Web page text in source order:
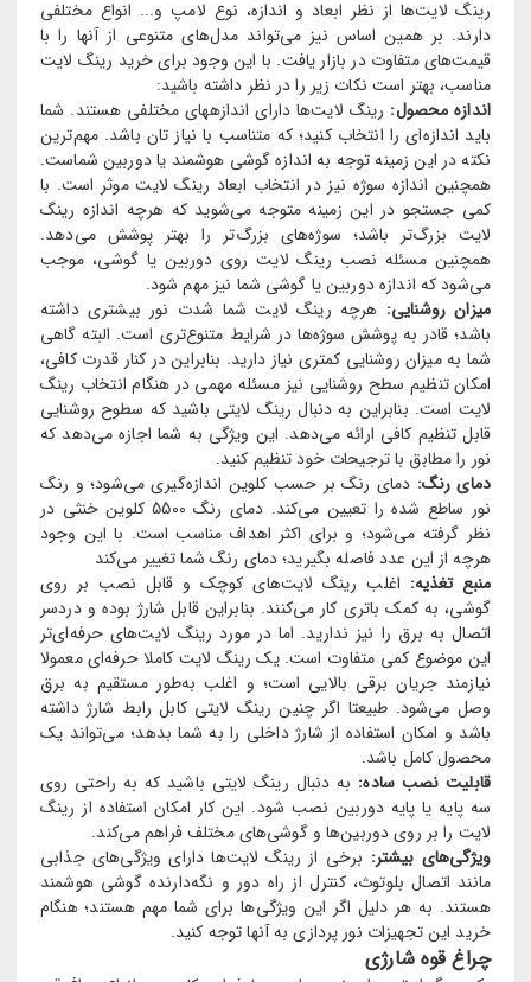
رینگ لایت‌ها از نظر ابعاد و اندازه، نوع لامپ و... انواع مختلفی
دارند. بر همین اساس نیز می‌تواند مدل‌های متنوعی از آنها را با
قیمت‌های متفاوت در بازار یافت. با این وجود برای خرید رینگ لایت
مناسب، بهتر است نکات زیر را در نظر داشته باشید:
اندازه محصول:
رینگ لایت‌ها دارای اندازه‎های مختلفی هستند. شما
باید اندازه‌ای را انتخاب کنید؛ که متناسب با نیاز تان باشد. مهم‌ترین
نکته در این زمینه توجه به اندازه گوشی هوشمند یا دوربین شماست.
همچنین اندازه سوژه نیز در انتخاب ابعاد رینگ لایت موثر است. با
کمی جستجو در این زمینه متوجه می‌شوید که هرچه اندازه رینگ
لایت بزرگ‌تر باشد؛ سوژه‌های بزرگ‌تر را بهتر پوشش می‌دهد.
همچنین مسئله نصب رینگ لایت روی دوربین یا گوشی، موجب
می‌شود که اندازه دوربین یا گوشی شما نیز مهم شود.
میزان روشنایی: هرچه رینگ لایت شما شدت نور بیشتری داشته
باشد؛ قادر به پوشش سوژه‌ها در شرایط متنوع‌تری است. البته گاهی
شما به میزان روشنایی کمتری نیاز دارید. بنابراین در کنار قدرت کافی،
امکان تنظیم سطح روشنایی نیز مسئله مهمی در هنگام انتخاب رینگ
لایت است. بنابراین به دنبال رینگ لایتی باشید که سطوح روشنایی
قابل تنظیم کافی ارائه می‌دهد. این ویژگی به شما اجازه می‌دهد که
نور را مطابق با ترجیحات خود تنظیم کنید.
دمای رنگ: دمای رنگ بر حسب کلوین اندازه‌گیری می‌شود؛ و رنگ
نور ساطع شده را تعیین می‌کند. دمای رنگ 5500 کلوین خنثی در
نظر گرفته می‌شود؛ و برای اکثر اهداف مناسب است. با این وجود
هرچه از این عدد فاصله بگیرید؛ دمای رنگ شما تغییر می‌کند
منبع تغذیه: اغلب رینگ لایت‌های کوچک و قابل نصب بر روی
گوشی، به کمک باتری کار می‌کنند. بنابراین قابل شارژ بوده و دردسر
اتصال به برق را نیز ندارید. اما در مورد رینگ لایت‌های حرفه‌ای‌تر
این موضوع کمی متفاوت است. یک رینگ لایت کاملا حرفه‌ای معمولا
نیازمند جریان برقی بالایی است؛ و اغلب به‌طور مستقیم به برق
وصل می‌شود. طبیعتا اگر چنین رینگ لایتی کابل رابط شارژ داشته
باشد و امکان استفاده از شارژ داخلی را به شما بدهد؛ می‌تواند یک
محصول کامل باشد.
قابلیت نصب ساده: به دنبال رینگ لایتی باشید که به راحتی روی
سه پایه یا پایه دوربین نصب شود. این کار امکان استفاده از رینگ
لایت را بر روی دوربین‌ها و گوشی‌های مختلف فراهم می‌کند.
ویژگی‌های بیشتر: برخی از رینگ لایت‌ها دارای ویژگی‌های جذابی
مانند اتصال بلوتوث، کنترل از راه دور و نگه‌دارنده گوشی هوشمند
هستند. به هر دلیل اگر این ویژگی‌ها برای شما مهم هستند؛ هنگام
خرید این تجهیزات نور پردازی به آنها توجه کنید.
چراغ قوه شارژی